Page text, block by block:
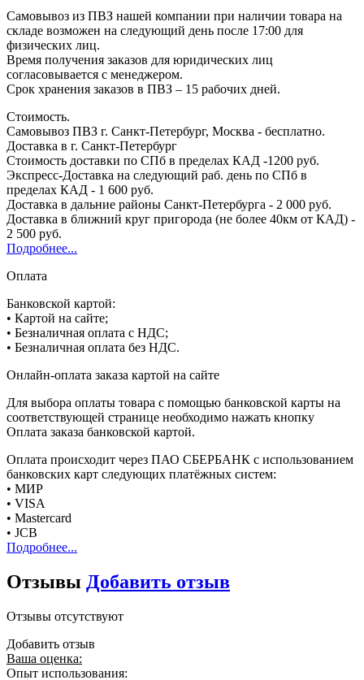
Самовывоз из ПВЗ нашей компании при наличии товара на
складе возможен на следующий день после 17:00 для
физических лиц.
Время получения заказов для юридических лиц
согласовывается с менеджером.
Срок хранения заказов в ПВЗ – 15 рабочих дней.
Стоимость.
Самовывоз ПВЗ г. Санкт-Петербург, Москва - бесплатно.
Доставка в г. Санкт-Петербург
Стоимость доставки по СПб в пределах КАД -1200 руб.
Экспресс-Доставка на следующий раб. день по СПб в
пределах КАД - 1 600 руб.
Доставка в дальние районы Санкт-Петербурга - 2 000 руб.
Доставка в ближний круг пригорода (не более 40км от КАД) -
2 500 руб.
Подробнее...
Оплата
Банковской картой:
• Картой на сайте;
• Безналичная оплата с НДС;
• Безналичная оплата без НДС.
Онлайн-оплата заказа картой на сайте
Для выбора оплаты товара с помощью банковской карты на
соответствующей странице необходимо нажать кнопку
Оплата заказа банковской картой.
Оплата происходит через ПАО СБЕРБАНК с использованием
банковских карт следующих платёжных систем:
• МИР
• VISA
• Mastercard
• JCB
Подробнее...
Отзывы Добавить отзыв
Отзывы отсутствуют
Добавить отзыв
Ваша оценка:
Опыт использования: